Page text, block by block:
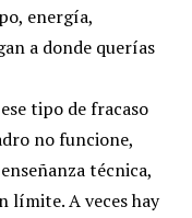
energía,
a donde querías
tipo de fracaso
no funcione,
técnica,
límite. A veces hay